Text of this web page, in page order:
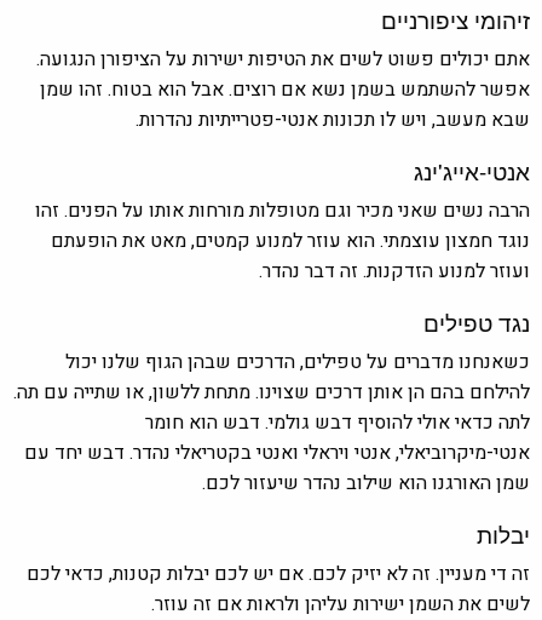
זיהומי ציפורניים
אתם יכולים פשוט לשים את הטיפות ישירות על הציפורן הנגועה.
אפשר להשתמש בשמן נשא אם רוצים. אבל הוא בטוח. זהו שמן
שבא מעשב, ויש לו תכונות אנטי-פטרייתיות נהדרות.
אנטי-אייג'ינג
הרבה נשים שאני מכיר וגם מטופלות מורחות אותו על הפנים. זהו
נוגד חמצון עוצמתי. הוא עוזר למנוע קמטים, מאט את הופעתם
ועוזר למנוע הזדקנות. זה דבר נהדר.
נגד טפילים
כשאנחנו מדברים על טפילים, הדרכים שבהן הגוף שלנו יכול
להילחם בהם הן אותן דרכים שצוינו. מתחת ללשון, או שתייה עם תה.
לתה כדאי אולי להוסיף דבש גולמי. דבש הוא חומר
אנטי-מיקרוביאלי, אנטי ויראלי ואנטי בקטריאלי נהדר. דבש יחד עם
שמן האורגנו הוא שילוב נהדר שיעזור לכם.
יבלות
זה די מעניין. זה לא יזיק לכם. אם יש לכם יבלות קטנות, כדאי לכם
לשים את השמן ישירות עליהן ולראות אם זה עוזר.